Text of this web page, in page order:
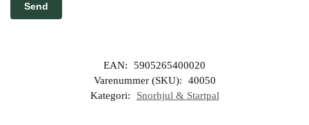
EAN:
5905265400020
Varenummer (SKU):
40050
Kategori:
Snorhjul & Startpal